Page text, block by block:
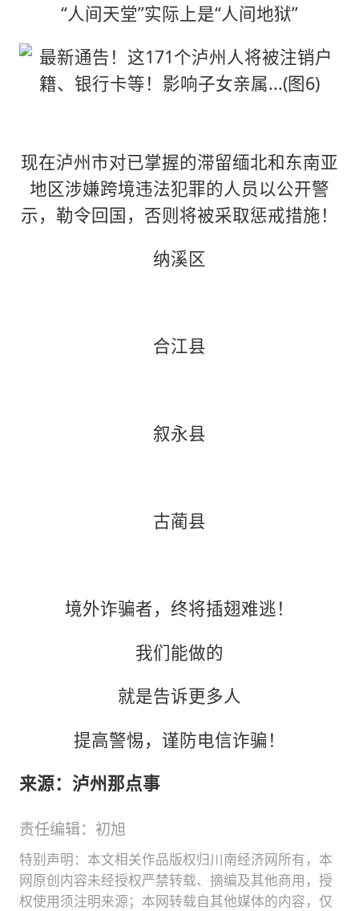
“人间天堂”实际上是“人间地狱”
现在泸州市对已掌握的滞留缅北和东南亚
地区涉嫌跨境违法犯罪的人员以公开警
示，勒令回国，否则将被采取惩戒措施！
纳溪区
合江县
叙永县
古蔺县
境外诈骗者，终将插翅难逃！
我们能做的
就是告诉更多人
提高警惕，谨防电信诈骗！
来源：泸州那点事
责任编辑：初旭
特别声明：本文相关作品版权归川南经济网所有，本
网原创内容未经授权严禁转载、摘编及其他商用，授
权使用须注明来源；本网转载自其他媒体的内容，仅